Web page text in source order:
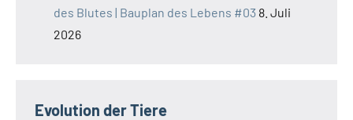
des Blutes | Bauplan des Lebens #03 8. Juli
2026
Evolution der Tiere